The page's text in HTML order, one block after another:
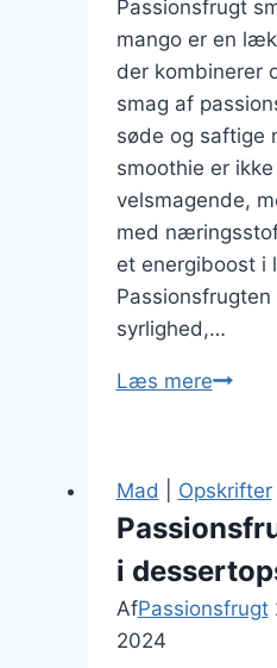
Passionsfrugt
mango er en
der kombinerer
smag af
søde og saftige
smoothie er
velsmagende,
med
et energiboost i
syrlighed,…
Læs mere
Mad Opskrifter
i
AfPassionsfrugt
2024